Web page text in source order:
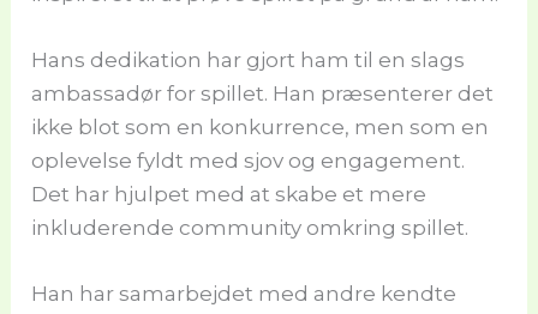
Hans dedikation har gjort ham til en slags
ambassadør for spillet. Han præsenterer det
ikke blot som en konkurrence, men som en
oplevelse fyldt med sjov og engagement.
Det har hjulpet med at skabe et mere
inkluderende community omkring spillet.
Han har samarbejdet med andre kendte